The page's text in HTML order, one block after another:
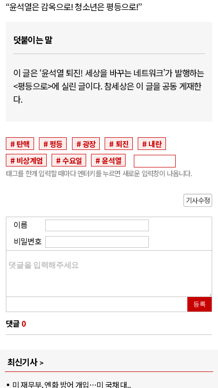
“윤석열은 감옥으로!청소년은 평등으로!”
덧붙이는 말
이 글은 ‘윤석열 퇴진! 세상을 바꾸는 네트워크’가 발행하는
<평등으로>에 실린 글이다. 참세상은 이 글을 공동 게재한
다.
탄핵 평등 광장 퇴진
내란
비상계엄
수요일 윤석열
태그를 한개 입력할 때마다 엔터키를 누르면 새로운 입력창이 나옵니다.
기사수정
이름
비밀번호
등록
댓글 0
최신기사
미 재무부, 엔화 방어 개입…미 국채 대..